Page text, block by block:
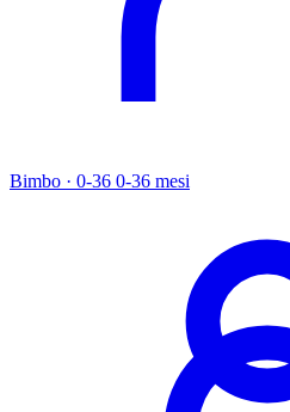
Bimbo · 0-36 0-36 mesi